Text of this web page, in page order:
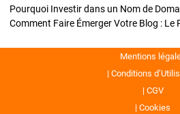
Mentions
Conditions
CGV
Cookies